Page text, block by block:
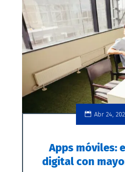
Abr 24,
Apps móviles:
digital con